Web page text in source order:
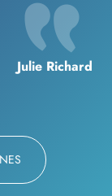
Julie Richard